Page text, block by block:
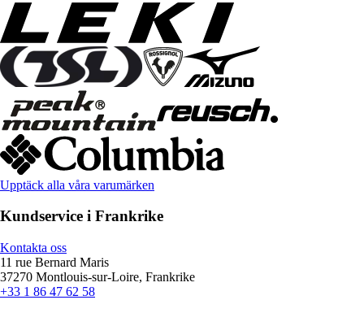
Upptäck alla våra varumärken
Kundservice i Frankrike
Kontakta oss
11 rue Bernard Maris
37270 Montlouis-sur-Loire, Frankrike
+33 1 86 47 62 58